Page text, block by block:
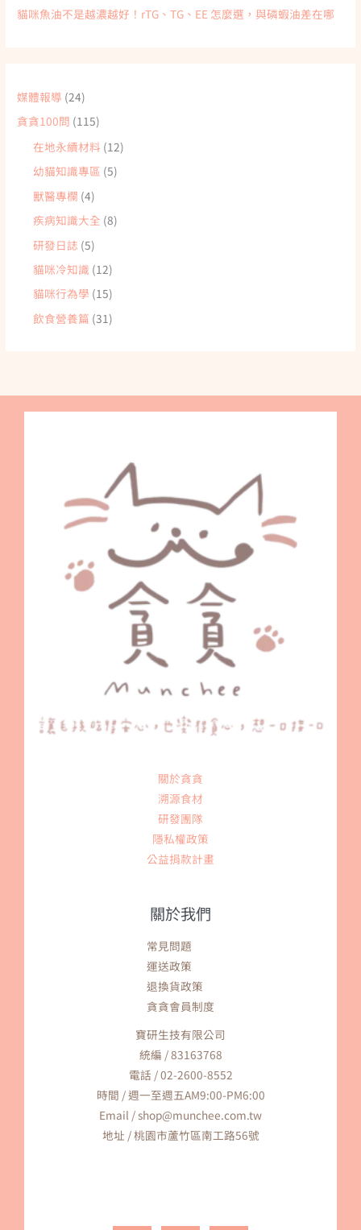
貓咪魚油不是越濃越好！rTG、TG、EE 怎麼選，與磷蝦油差在哪
媒體報導 (24)
貪貪100問 (115)
在地永續材料 (12)
幼貓知識專區 (5)
獸醫專欄 (4)
疾病知識大全 (8)
研發日誌 (5)
貓咪冷知識 (12)
貓咪行為學 (15)
飲食營養篇 (31)
關於貪貪
溯源食材
研發團隊
隱私權政策
公益捐款計畫
關於我們
常見問題
運送政策
退換貨政策
貪貪會員制度
寶研生技有限公司
統編 / 83163768
電話 / 02-2600-8552
時間 / 週一至週五AM9:00-PM6:00
Email / shop@munchee.com.tw
地址 / 桃園市蘆竹區南工路56號